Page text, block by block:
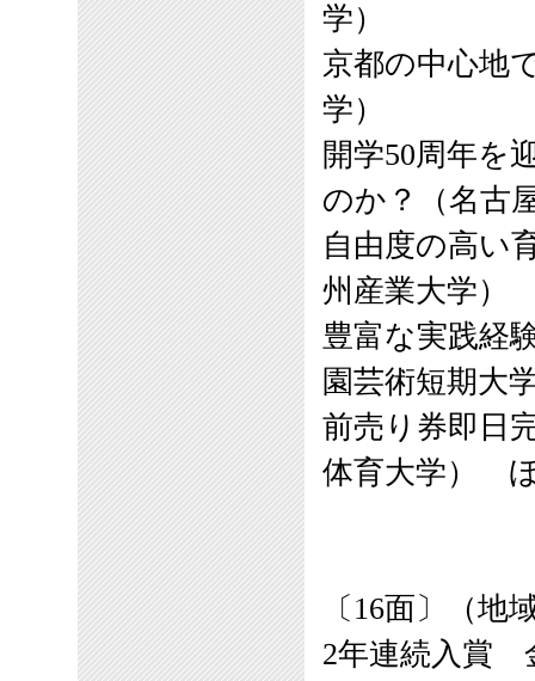
学）
京都の中心地
学）
開学50周年を
のか？（名古
自由度の高い
州産業大学）
豊富な実践経
園芸術短期大
前売り券即日
体育大学）
〔16面〕（地
2年連続入賞